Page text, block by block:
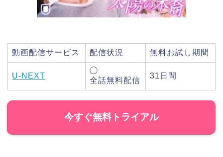
動画配信サービス 配信状況 無料お試し期間
U-NEXT
◯
全話無料配信
31日間
今すぐ無料トライアル